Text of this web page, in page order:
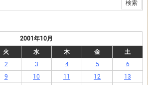
2001年10月
火 水 木 金
土
2 3 4 5
6
9 10 11 12
13